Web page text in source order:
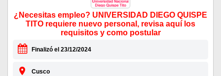
¿Necesitas empleo? UNIVERSIDAD DIEGO QUISPE
TITO requiere nuevo personal, revisa aquí los
requisitos y como postular
Finalizó el 23/12/2024
Cusco